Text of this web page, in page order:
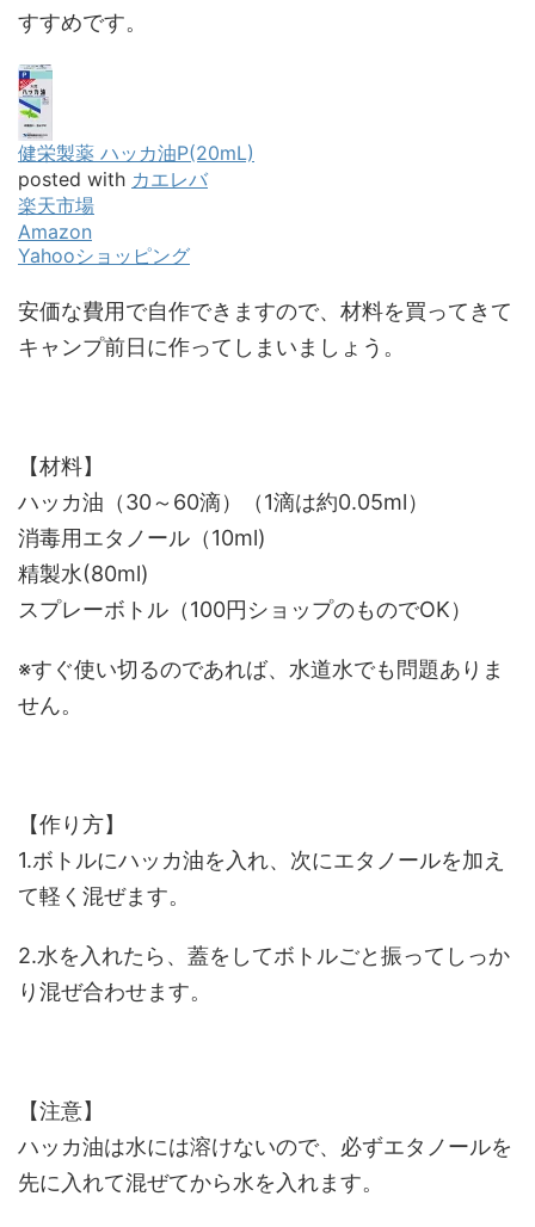
すすめです。
健栄製薬 ハッカ油P(20mL)
posted with カエレバ
楽天市場
Amazon
Yahooショッピング
安価な費用で自作できますので、材料を買ってきて
キャンプ前日に作ってしまいましょう。
【材料】
ハッカ油（30～60滴）（1滴は約0.05ml）
消毒用エタノール（10ml)
精製水(80ml)
スプレーボトル（100円ショップのものでOK）
※すぐ使い切るのであれば、水道水でも問題ありま
せん。
【作り方】
1.ボトルにハッカ油を入れ、次にエタノールを加え
て軽く混ぜます。
2.水を入れたら、蓋をしてボトルごと振ってしっか
り混ぜ合わせます。
【注意】
ハッカ油は水には溶けないので、必ずエタノールを
先に入れて混ぜてから水を入れます。